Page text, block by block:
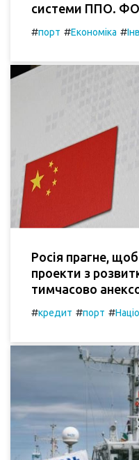
системи ППО.
#порт #Економіка #
Росія прагне,
проекти з
тимчасово
#кредит #порт #